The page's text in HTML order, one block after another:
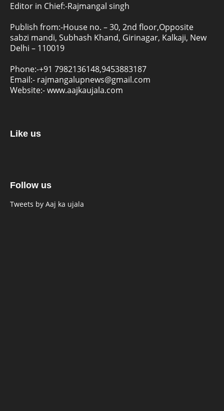
Editor in Chief:-Rajmangal singh
Publish from:-House no. – 30, 2nd floor,Opposite
sabzi mandi, Subhash Khand, Girinagar, Kalkaji, New
Delhi – 110019
Phone:-+91 7982136148,9453883187
Email:- rajmangalupnews@gmail.com
Website:-www.aajkaujala.com
Like us
Follow us
Tweets by Aaj ka ujala